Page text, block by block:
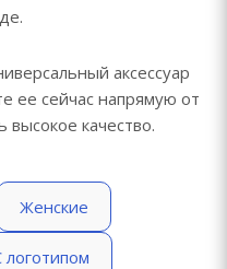
аксессуар
ее сейчас напрямую от
качество.
Женские
логотипом